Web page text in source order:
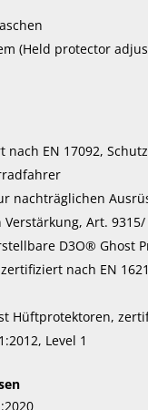
(Held protector
nach EN 17092,
nachträglichen
Verstärkung, Art.
D3O® Ghost
nach EN
Hüftprotektoren,
Level 1